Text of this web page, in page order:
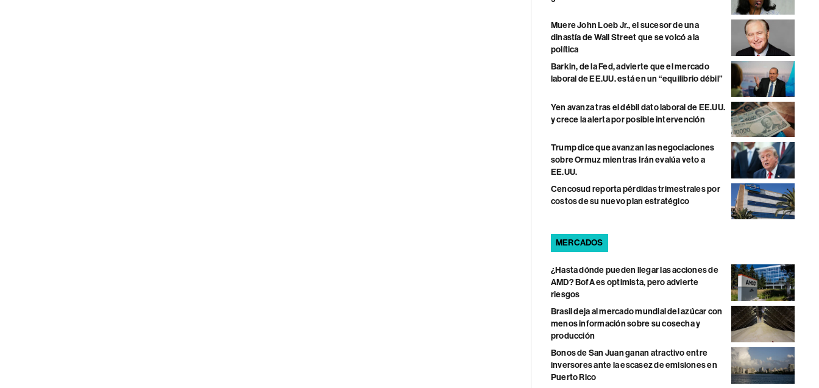
Muere John Loeb Jr., el sucesor de una
dinastía de Wall Street que se volcó a la
política
Barkin, de la Fed, advierte que el mercado
laboral de EE.UU. está en un “equilibrio débil”
Yen avanza tras el débil dato laboral de EE.UU.
y crece la alerta por posible intervención
Trump dice que avanzan las negociaciones
sobre Ormuz mientras Irán evalúa veto a
EE.UU.
Cencosud reporta pérdidas trimestrales por
costos de su nuevo plan estratégico
MERCADOS
¿Hasta dónde pueden llegar las acciones de
AMD? BofA es optimista, pero advierte
riesgos
Brasil deja al mercado mundial del azúcar con
menos información sobre su cosecha y
producción
Bonos de San Juan ganan atractivo entre
inversores ante la escasez de emisiones en
Puerto Rico